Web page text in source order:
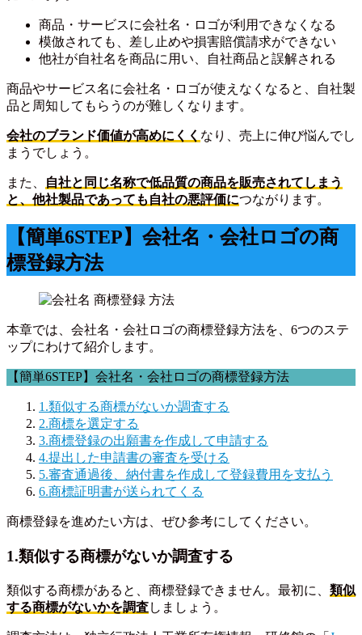
商品・サービスに会社名・ロゴが利用できなくなる
模倣されても、差し止めや損害賠償請求ができない
他社が自社名を商品に用い、自社商品と誤解される
商品やサービス名に会社名・ロゴが使えなくなると、自社製
品と周知してもらうのが難しくなります。
会社のブランド価値が高めにくく なり、売上に伸び悩んでし
まうでしょう。
また、
自社と同じ名称で低品質の商品を販売されてしまう
と、他社製品であっても自社の悪評価につながります。
【簡単6STEP】会社名・会社ロゴの商
標登録方法
本章では、会社名・会社ロゴの商標登録方法を、6つのステ
ップにわけて紹介します。
【簡単6STEP】会社名・会社ロゴの商標登録方法
1.類似する商標がないか調査する
2.商標を選定する
3.商標登録の出願書を作成して申請する
4.提出した申請書の審査を受ける
5.審査通過後、納付書を作成して登録費用を支払う
6.商標証明書が送られてくる
商標登録を進めたい方は、ぜひ参考にしてください。
1.類似する商標がないか調査する
類似する商標があると、商標登録できません。最初に、 類似
する商標がないかを調査しましょう。